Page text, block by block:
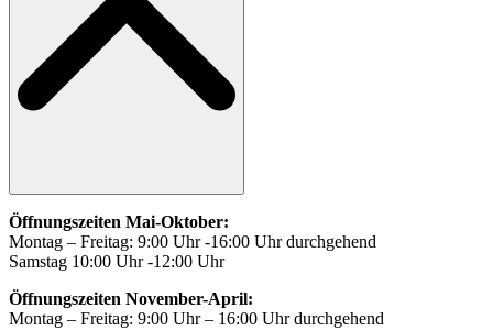
Öffnungszeiten Mai-Oktober:
Montag – Freitag: 9:00 Uhr -16:00 Uhr durchgehend
Samstag 10:00 Uhr -12:00 Uhr
Öffnungszeiten November-April:
Montag – Freitag: 9:00 Uhr – 16:00 Uhr durchgehend